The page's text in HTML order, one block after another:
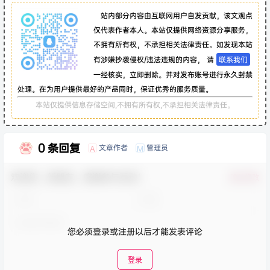
站内部分内容由互联网用户自发贡献，该文观点
仅代表作者本人。本站仅提供网络资源分享服务，
不拥有所有权，不承担相关法律责任。如发现本站
有涉嫌抄袭侵权/违法违规的内容， 请 联系我们
一经核实，立即删除。并对发布账号进行永久封禁
处理。在为用户提供最好的产品同时，保证优秀的服务质量。
本站仅提供信息存储空间,不拥有所有权,不承担相关法律责任。
0 条回复 A 文章作者 M 管理员
您必须登录或注册以后才能发表评论
登录